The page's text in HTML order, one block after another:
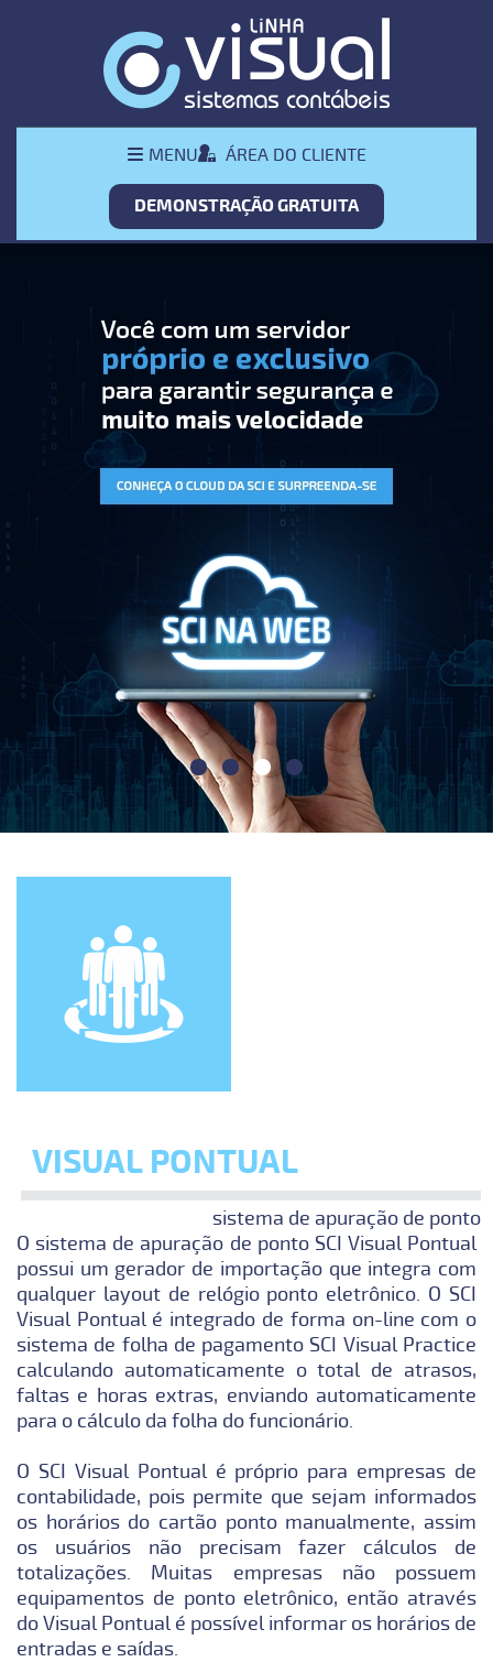
MENU ÁREA DO CLIENTE
DEMONSTRAÇÃO GRATUITA
VISUAL PONTUAL
sistema de apuração de ponto
O sistema de apuração de ponto SCI Visual Pontual
possui um gerador de importação que integra com
qualquer layout de relógio ponto eletrônico. O SCI
Visual Pontual é integrado de forma on-line com o
sistema de folha de pagamento SCI Visual Practice
calculando automaticamente o total de atrasos,
faltas e horas extras, enviando automaticamente
para o cálculo da folha do funcionário.
O SCI Visual Pontual é próprio para empresas de
contabilidade, pois permite que sejam informados
os horários do cartão ponto manualmente, assim
os usuários não precisam fazer cálculos de
totalizações. Muitas empresas não possuem
equipamentos de ponto eletrônico, então através
do Visual Pontual é possível informar os horários de
entradas e saídas.